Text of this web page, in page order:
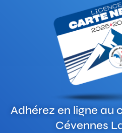
Adhérez en ligne au
Cévennes